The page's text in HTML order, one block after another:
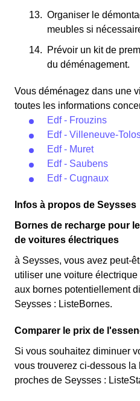
Organiser le
meubles si
Prévoir un kit de
du déménagement.
Vous déménagez dans une
toutes les informations
Edf - Frouzins
Edf - Villeneuve-
Edf - Muret
Edf - Saubens
Edf - Cugnaux
Infos à propos de Seysses
Bornes de recharge pour
de voitures électriques
à Seysses, vous avez peut-
utiliser une voiture
aux bornes potentiellement
Seysses : ListeBornes.
Comparer le prix de
Si vous souhaitez diminuer
vous trouverez ci-dessous
proches de Seysses :